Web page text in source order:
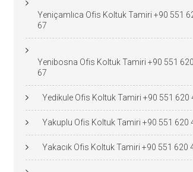
Yeniçamlıca Ofis Koltuk Tamiri +90 551
67
Yenibosna Ofis Koltuk Tamiri +90 551
67
Yedikule Ofis Koltuk Tamiri +90 551 620
Yakuplu Ofis Koltuk Tamiri +90 551 620
Yakacık Ofis Koltuk Tamiri +90 551 620